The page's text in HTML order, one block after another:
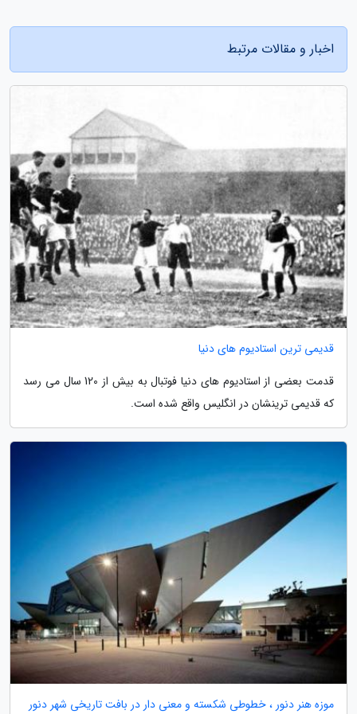
اخبار و مقالات مرتبط
قدیمی ترین استادیوم های دنیا
قدمت بعضی از استادیوم های دنیا فوتبال به بیش از 120 سال می رسد
که قدیمی ترینشان در انگلیس واقع شده است.
موزه هنر دنور ، خطوطی شکسته و معنی دار در بافت تاریخی شهر دنور